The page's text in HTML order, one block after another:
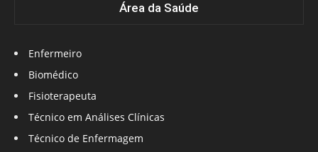
Área da Saúde
Enfermeiro
Biomédico
Fisioterapeuta
Técnico em Análises Clínicas
Técnico de Enfermagem